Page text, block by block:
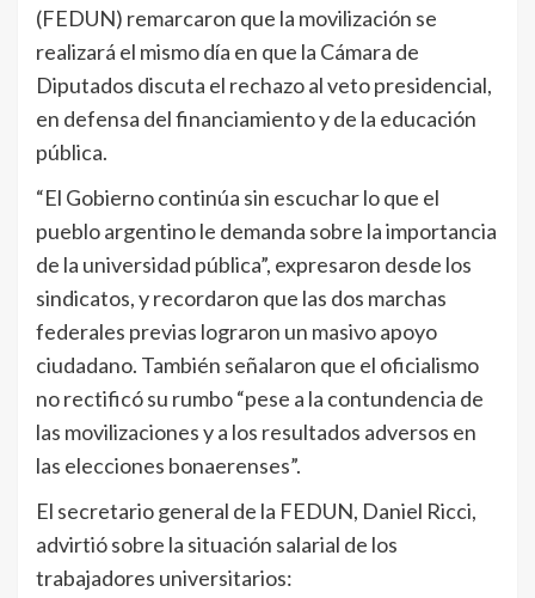
(FEDUN) remarcaron que la movilización se
realizará el mismo día en que la Cámara de
Diputados discuta el rechazo al veto presidencial,
en defensa del financiamiento y de la educación
pública.
“El Gobierno continúa sin escuchar lo que el
pueblo argentino le demanda sobre la importancia
de la universidad pública”, expresaron desde los
sindicatos, y recordaron que las dos marchas
federales previas lograron un masivo apoyo
ciudadano. También señalaron que el oficialismo
no rectificó su rumbo “pese a la contundencia de
las movilizaciones y a los resultados adversos en
las elecciones bonaerenses”.
El secretario general de la FEDUN, Daniel Ricci,
advirtió sobre la situación salarial de los
trabajadores universitarios: